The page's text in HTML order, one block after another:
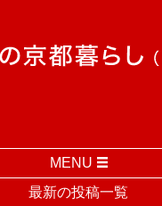
MENU
最新の投稿一覧